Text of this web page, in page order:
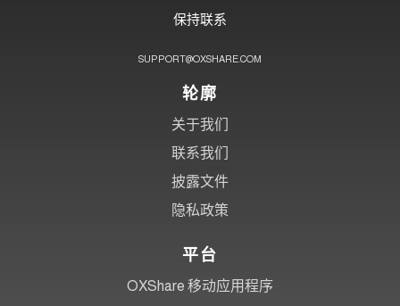
保持联系
SUPPORT@OXSHARE.COM
轮廓
关于我们
联系我们
披露文件
隐私政策
平台
OXShare 移动应用程序